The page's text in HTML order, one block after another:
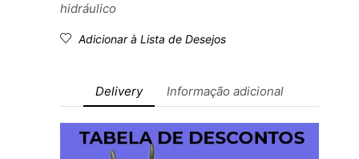
hidráulico
Adicionar à Lista de Desejos
Delivery Informação adicional